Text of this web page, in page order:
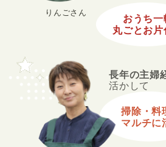
長年の主婦
活かして
掃除・料
マルチに
りんごさん
おうち一
丸ごとお片